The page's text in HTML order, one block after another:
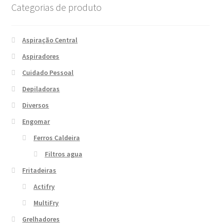
Categorias de produto
Aspiração Central
Aspiradores
Cuidado Pessoal
Depiladoras
Diversos
Engomar
Ferros Caldeira
Filtros agua
Fritadeiras
Actifry
MultiFry
Grelhadores